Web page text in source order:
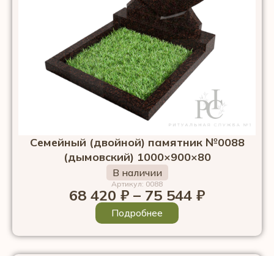
Семейный (двойной) памятник №0088
(дымовский) 1000×900×80
В наличии
Артикул: 0088
68 420 ₽ – 75 544 ₽
Подробнее